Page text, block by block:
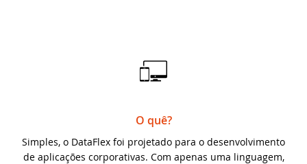
O quê?
Simples, o DataFlex foi projetado para o desenvolvimento
de aplicações corporativas. Com apenas uma linguagem,
DataFlex Reports 2024 Release Candidate
Nova videoaula: WebForm em aplicações
Windows usando FlexTron
UK DataFlex Meetup
DAPCON, 2019